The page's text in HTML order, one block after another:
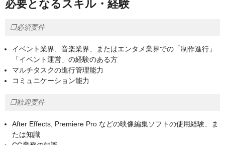
必要となるスキル・経験
❐必須要件
イベント業界、音楽業界、またはエンタメ業界での「制作進行」
「イベント運営」の経験のある方
マルチタスクの進行管理能力
コミュニケーション能力
❐歓迎要件
After Effects, Premiere Pro などの映像編集ソフトの使用経験、ま
たは知識